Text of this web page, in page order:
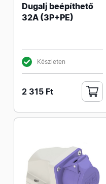
Dugalj beépíthető
32A (3P+PE)
Készleten
2 315 Ft